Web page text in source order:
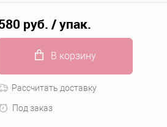
руб. / упак.
В корзину
Рассчитать доставку
Под заказ